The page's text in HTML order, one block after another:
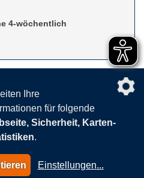
4-wöchentlich
nach
Impressum
© 2015-2026 AVEA GmbH & Co. KG
Ihre
für folgende
Sicherheit, Karten-
.
Einstellungen...